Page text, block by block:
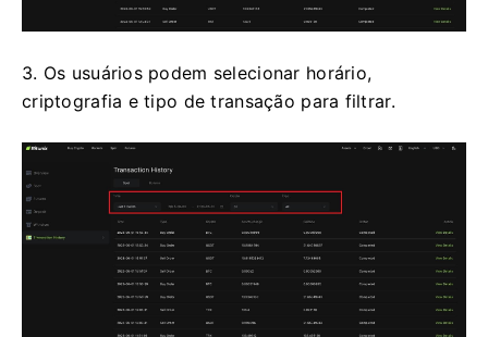
3. Os usuários podem selecionar horário,
criptografia e tipo de transação para filtrar.